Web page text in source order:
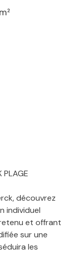
découvrez
individuel
et offrant
sur une
les